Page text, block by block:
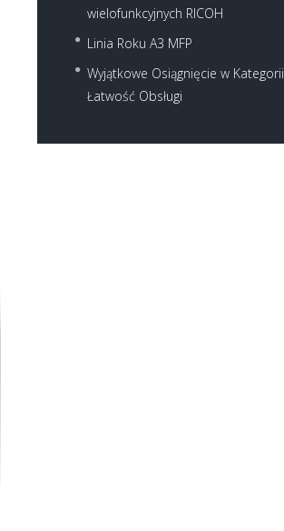
Next item
wielofunkcyjnych RICOH
Linia Roku A3 MFP
Wyjątkowe Osiągnięcie w Kategorii
Łatwość Obsługi